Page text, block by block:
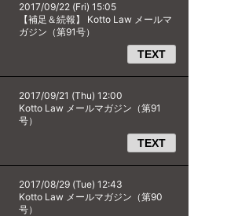
2017/09/22 (Fri) 15:05
【補足＆続報】 Kotto Law メールマ
ガジン（第91号）
TEXT
2017/09/21 (Thu) 12:00
Kotto Law メールマガジン（第91
号）
TEXT
2017/08/29 (Tue) 12:43
Kotto Law メールマガジン（第90
号）